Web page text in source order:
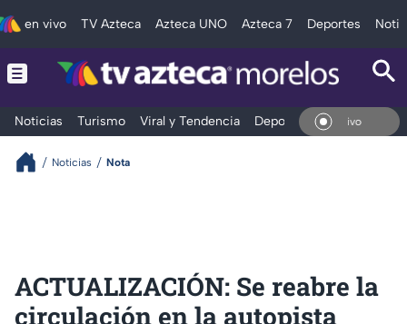
en vivo TV Azteca Azteca UNO Azteca 7 Deportes
Noticias Turismo Viral y Tendencia Deportes Espectáculos
En Vivo
Noticias Nota
ACTUALIZACIÓN: Se reabre la
circulación en la autopista